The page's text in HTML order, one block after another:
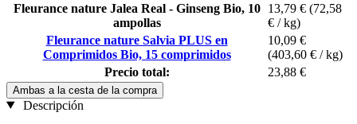
Fleurance nature Jalea Real - Ginseng Bio, 10
ampollas
13,79 € (72,58
€ / kg)
Fleurance nature Salvia PLUS en
Comprimidos Bio, 15 comprimidos
10,09 €
(403,60 € / kg)
Precio total:
23,88 €
Ambas a la cesta de la compra
Descripción